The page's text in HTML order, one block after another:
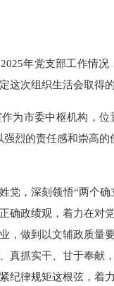
年党支部工作情
这次组织生活会取得
为市委中枢机构，
强烈的责任感和崇高
党，深刻领悟“两个
确政绩观，着力在对
，做到以文辅政质量
真抓实干、甘于奉献
纪律规矩这根弦，着